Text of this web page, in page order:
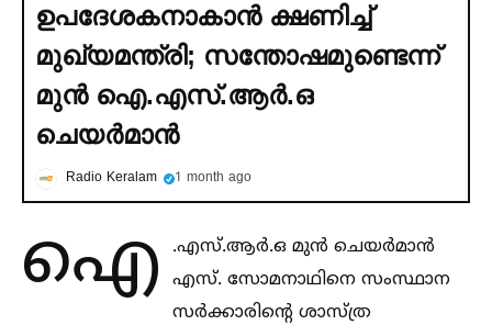
ഉപദേശകനാകാൻ ക്ഷണിച്ച്‌
മുഖ്യമന്ത്രി; സന്തോഷമുണ്ടെന്ന്
മുൻ ഐ.എസ്.ആര്‍.ഒ
ചെയര്‍മാൻ
Radio Keralam 1 month ago
ഐ
.എസ്.ആർ.ഒ മുൻ ചെയർമാൻ
എസ്. സോമനാഥിനെ സംസ്ഥാന
സർക്കാരിന്റെ ശാസ്ത്ര